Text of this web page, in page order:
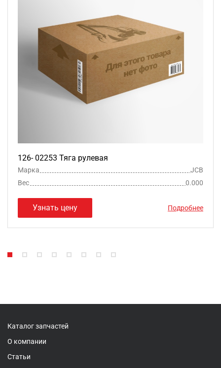
126- 02253 Тяга рулевая
Марка
JCB
Вес
0.000
Узнать цену Подробнее
Каталог запчастей
О компании
Статьи